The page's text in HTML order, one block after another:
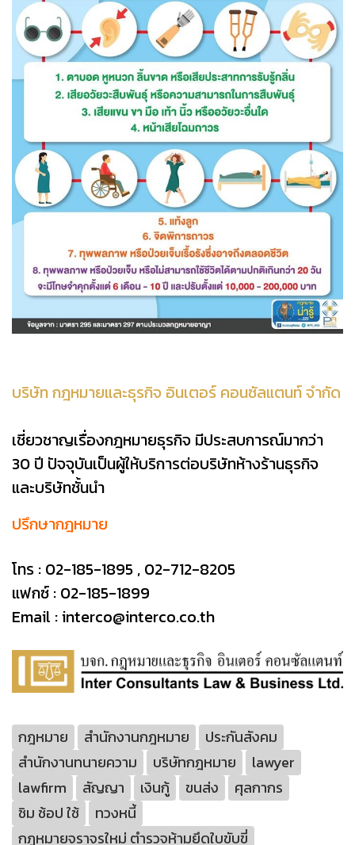
บริษัท กฎหมายและธุรกิจ อินเตอร์ คอนซัลแตนท์ จำกัด
เชี่ยวชาญเรื่องกฎหมายธุรกิจ มีประสบการณ์มากว่า
30 ปี ปัจจุบันเป็นผู้ให้บริการต่อบริษัทห้างร้านธุรกิจ
และบริษัทชั้นนำ
ปรึกษากฎหมาย
โทร : 02-185-1895 , 02-712-8205
แฟกซ์ : 02-185-1899
Email :interco@interco.co.th
กฎหมาย สำนักงานกฎหมาย
ประกันสังคม
สำนักงานทนายความ
บริษัทกฎหมาย
lawyer
lawfirm
สัญญา เงินกู้ ขนส่ง
ศุลกากร
ชิม ช้อป ใช้
ทวงหนี้
กฎหมายจราจรใหม่ ตำรวจห้ามยึดใบขับขี่